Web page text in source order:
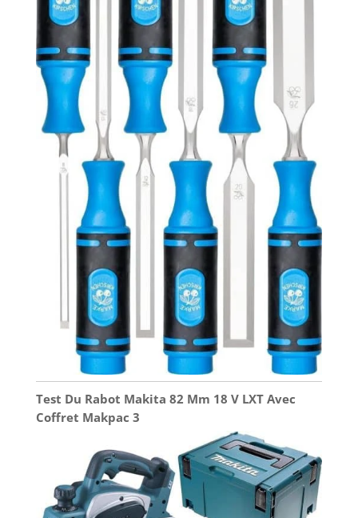
tension automatique de la chaîne est également
très bonne, avec deux boutons pour une
utilisation facile de la tension de la chaîne, et
lorsque la chaîne est lâche, il ne faut qu'une
seconde pour ajuster la chaîne. La sécurité est la
chose la plus importante: cette tronçonneuse sur
batterie avec batterie est équipée d'un
verrouillage de sécurité pour empêcher le
démarrage accidentel; protection contre les
éclaboussures et lunettes de protection pour
empêcher les éclaboussures de corps étrangers
pendant le travail; la poignée a un design
protecteur, et lorsqu'elle est utilisée avec des
gants, elle peut mieux protéger vos mains
pendant le travail; VIWKO met toujours la sécurité
de l'utilisateur en premier lieu! Qu'est-ce que vous
obtenez?: Le kit de tronçonneuse sans fil VIWKO
comprend une tronçonneuse sans balai, 2 x
batteries de 4000 mAh, 4 x chaînes (une
préinstallée), 3 x guides (un préinstallé), 1 x
lunettes de sécurité, 1 x gant de protection, 1 x
rapide, une housse de protection et une mallette
de transport, 1 x Manuel de l'utilisateur (en
français)
Test Du Rabot Makita 82 Mm 18 V LXT Avec
Coffret Makpac 3